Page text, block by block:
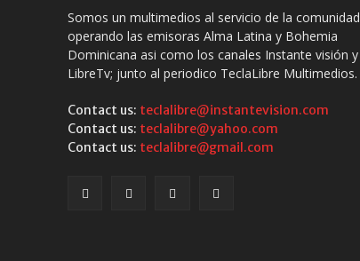
Somos un multimedios al servicio de la comunidad
operando las emisoras Alma Latina y Bohemia
Dominicana asi como los canales Instante visión y
LibreTv; junto al periodico TeclaLibre Multimedios.
Contact us: teclalibre@instantevision.com
Contact us: teclalibre@yahoo.com
Contact us: teclalibre@gmail.com